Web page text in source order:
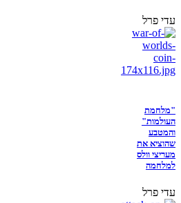
עדי פרל
"מלחמת
העולמות"
והמטבע
שהוציא את
מעריצי וולס
למלחמה
עדי פרל